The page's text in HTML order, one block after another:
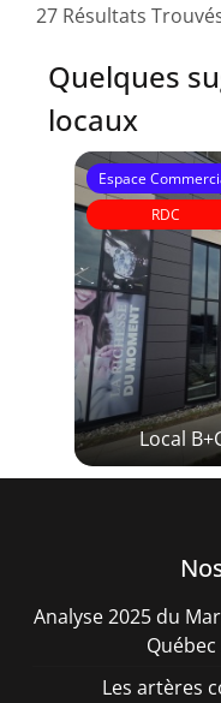
27 Résultats
Quelques
locaux
Local
Espace
RDC
Analyse 2025 du
Les artères